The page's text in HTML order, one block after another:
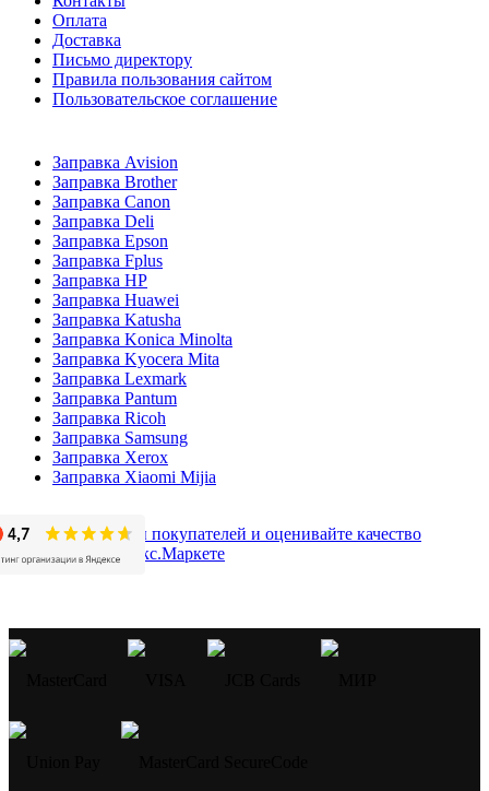
Оплата
Доставка
Письмо директору
Правила пользования сайтом
Пользовательское соглашение
Заправка Avision
Заправка Brother
Заправка Canon
Заправка Deli
Заправка Epson
Заправка Fplus
Заправка HP
Заправка Huawei
Заправка Katusha
Заправка Konica Minolta
Заправка Kyocera Mita
Заправка Lexmark
Заправка Pantum
Заправка Ricoh
Заправка Samsung
Заправка Xerox
Заправка Xiaomi Mijia